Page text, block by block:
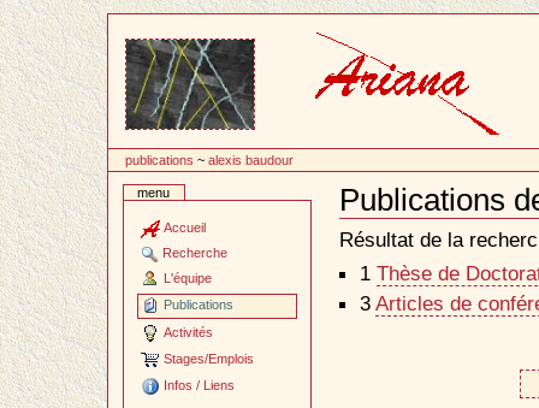
contenu
publications ~alexis baudour
menu
Accueil
Recherche
L'équipe
Publications
Activités
Stages/Emplois
Infos / Liens
Publications
Document
Actions
Résultat de la
1 Thèse de
3 Articles de